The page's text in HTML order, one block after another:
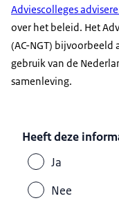
Adviescolleges
over het beleid. Het
(AC-NGT) bijvoorbeeld
gebruik van de
samenleving.
Heeft deze
Ja
Nee